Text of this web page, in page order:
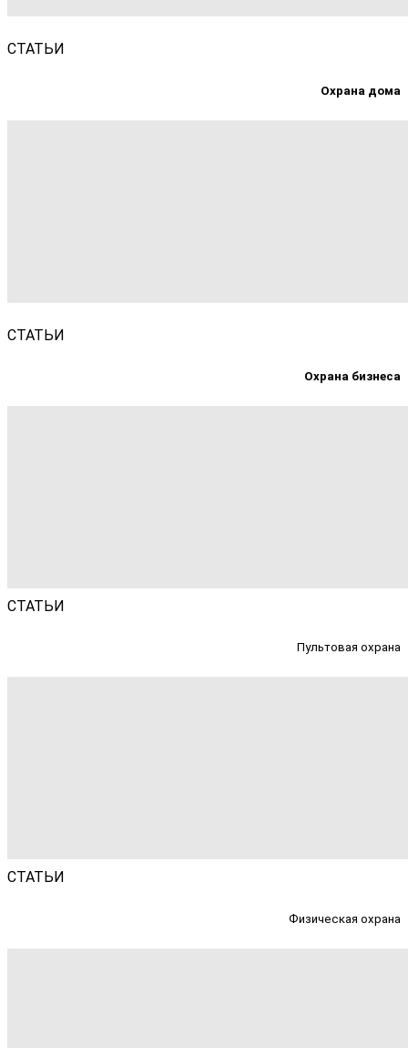
СТАТЬИ
Охрана дома
СТАТЬИ
Охрана бизнеса
СТАТЬИ
Пультовая охрана
СТАТЬИ
Физическая охрана